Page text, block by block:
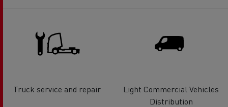
Truck service and repair
Light Commercial Vehicles
Distribution